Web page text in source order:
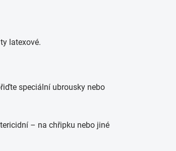
latexové.
speciální ubrousky nebo
– na chřipku nebo jiné